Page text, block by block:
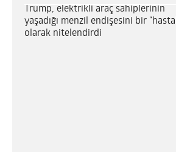
Trump, elektrikli araç sahiplerinin
yaşadığı menzil endişesini bir
olarak nitelendirdi